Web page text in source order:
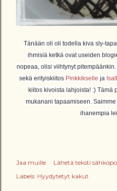
Tänään oli oli todella kiva sly-
ihmisiä ketkä ovat useiden
nopeaa, olisi viihtynyt
sekä erityiskiitos Pinkkikselle ja
kiitos kivoista lahjoista! :) Tämä
mukanani tapaamiseen.
ihanempia
Jaa muille
Lähetä teksti
Labels: Hyydytetyt kakut